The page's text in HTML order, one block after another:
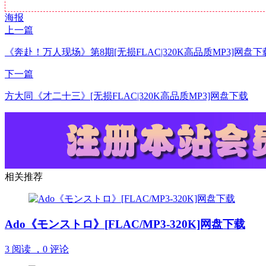
海报
上一篇
《奔赴！万人现场》第8期[无损FLAC|320K高品质MP3]网盘下
下一篇
方大同《才二十三》[无损FLAC|320K高品质MP3]网盘下载
相关推荐
Ado《モンストロ》[FLAC/MP3-320K]网盘下载
3 阅读 ， 0 评论